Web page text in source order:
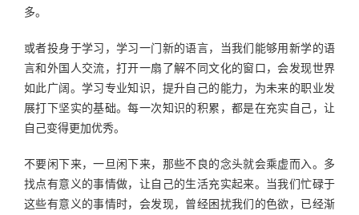
多。
或者投身于学习，学习一门新的语言，当我们能够用新学的语
言和外国人交流，打开一扇了解不同文化的窗口，会发现世界
如此广阔。学习专业知识，提升自己的能力，为未来的职业发
展打下坚实的基础。每一次知识的积累，都是在充实自己，让
自己变得更加优秀。
不要闲下来，一旦闲下来，那些不良的念头就会乘虚而入。多
找点有意义的事情做，让自己的生活充实起来。当我们忙碌于
这些有意义的事情时，会发现，曾经困扰我们的色欲，已经渐